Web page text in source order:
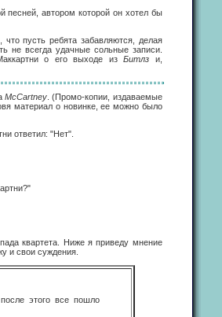
песней, автором которой он хотел бы
пусть ребята забавляются, делая
не всегда удачные сольные записи.
о его выходе изБитлз и,
McCartney. (Промо-копии, издаваемые
материал о новинке, ее можно было
ответил: "Нет".
квартета. Ниже я приведу мнение
и свои суждения.
этого все пошло